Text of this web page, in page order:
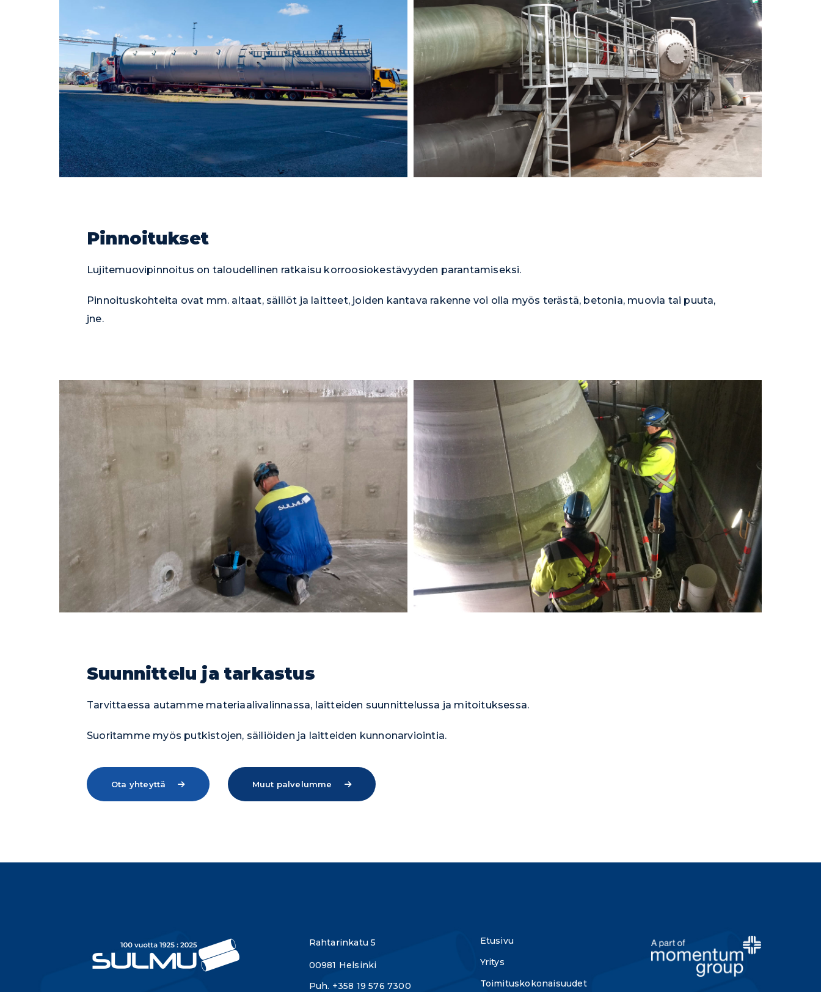
Pinnoitukset
Lujitemuovipinnoitus on taloudellinen ratkaisu korroosiokestävyyden parantamiseksi.
Pinnoituskohteita ovat mm. altaat, säiliöt ja laitteet, joiden kantava rakenne voi olla myös terästä, betonia, muovia tai puuta,
jne.
Suunnittelu ja tarkastus
Tarvittaessa autamme materiaalivalinnassa, laitteiden suunnittelussa ja mitoituksessa.
Suoritamme myös putkistojen, säiliöiden ja laitteiden kunnonarviointia.
Ota yhteyttä Muut palvelumme
Rahtarinkatu 5
00981 Helsinki
Puh. +358 19 576 7300
Etusivu
Yritys
Toimituskokonaisuudet